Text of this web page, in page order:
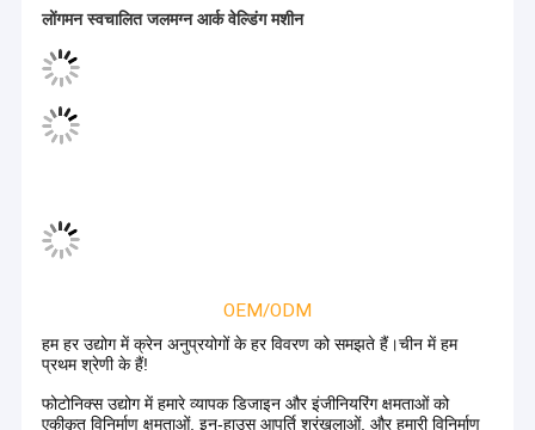
जिब क्रेन लहरा
ब्रिज इरेक्टिंग मशीन
क्रेन स्पेयर पार्ट्स
ओवरहेड ब्रिज क्रेन
बेलनाकार पीसने की मशीन
लोंगमन स्वचालित जलमग्न आर्क वेल्डिंग मशीन